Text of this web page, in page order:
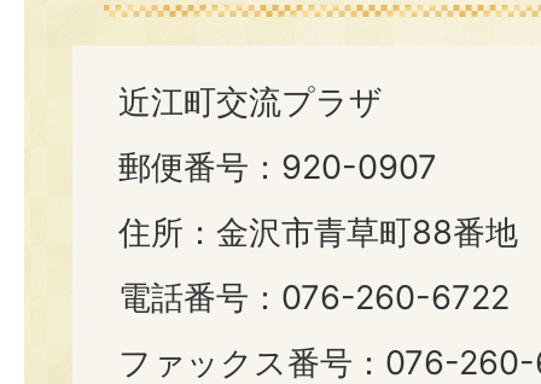
近江町交流プラザ
郵便番号：920-0907
住所：金沢市青草町88番地
電話番号：076-260-6722
ファックス番号：076-